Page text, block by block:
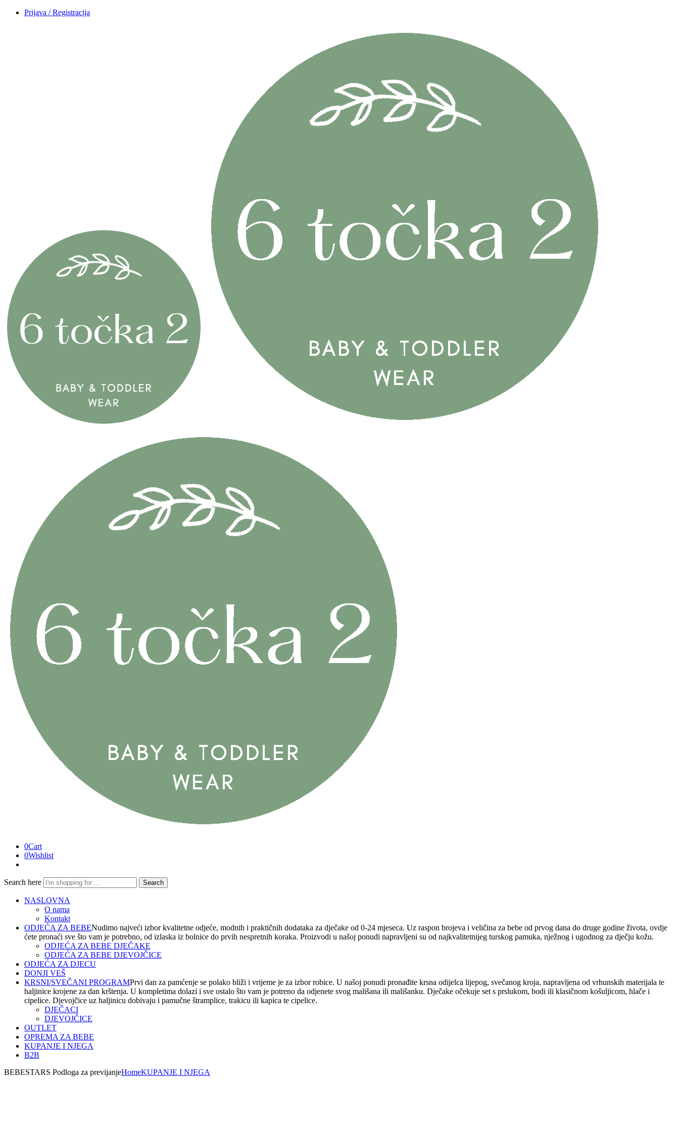
Prijava / Registracija
0Cart
0Wishlist
Search here Search
NASLOVNA
O nama
Kontakt
ODJEĆA ZA BEBENudimo najveći izbor kvalitetne odjeće, modnih i praktičnih dodataka za dječake od 0-24 mjeseca. Uz raspon brojeva i veličina za bebe od prvog dana do druge godine života, ovdje
ćete pronaći sve što vam je potrebno, od izlaska iz bolnice do prvih nespretnih koraka. Proizvodi u našoj ponudi napravljeni su od najkvalitetnijeg turskog pamuka, nježnog i ugodnog za dječju kožu.
ODJEĆA ZA BEBE DJEČAKE
ODJEĆA ZA BEBE DJEVOJČICE
ODJEĆA ZA DJECU
DONJI VEŠ
KRSNI/SVEČANI PROGRAMPrvi dan za pamćenje se polako bliži i vrijeme je za izbor robice. U našoj ponudi pronađite krsna odijelca lijepog, svečanog kroja, napravljena od vrhunskih materijala te
haljinice krojene za dan krštenja. U kompletima dolazi i sve ostalo što vam je potreno da odjenete svog mališana ili mališanku. Dječake očekuje set s prslukom, bodi ili klasičnom košuljicom, hlače i
cipelice. Djevojčice uz haljinicu dobivaju i pamučne štramplice, trakicu ili kapica te cipelice.
DJEČACI
DJEVOJČICE
OUTLET
OPREMA ZA BEBE
KUPANJE I NJEGA
B2B
BEBESTARS Podloga za previjanjeHomeKUPANJE I NJEGA